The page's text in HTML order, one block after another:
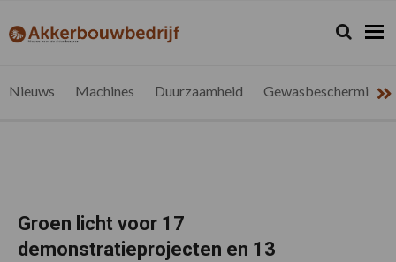
de
de
de
de
akkerbouwbedrijf.be
Nieuws
Zoeken...
Zoek
Nieuws Machines Duurzaamheid Gewasbescherming
Groen licht voor 17
demonstratieprojecten en 13